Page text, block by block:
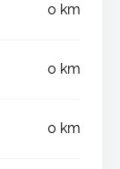
0 km
0 km
0 km